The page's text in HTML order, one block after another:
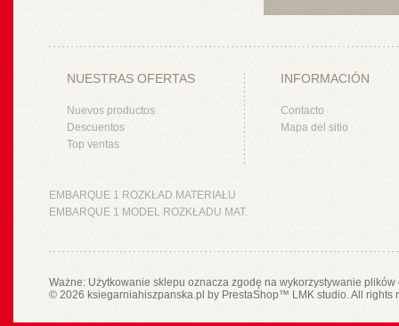
NUESTRAS OFERTAS
Nuevos productos
Descuentos
Top ventas
INFORMACIÓN
Contacto
Mapa del sitio
EMBARQUE 1 ROZKŁAD MATERIAŁU
EMBARQUE 1 MODEL ROZKŁADU MAT.
Ważne: Użytkowanie sklepu oznacza zgodę na wykorzystywanie
© 2026 ksiegarniahiszpanska.pl by PrestaShop™ LMK studio. All rights